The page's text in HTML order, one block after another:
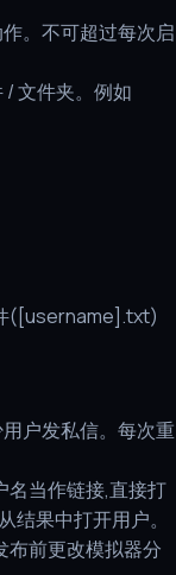
。不可超过每次启
文件夹。例如
([username].txt)
户发私信。每次重
当作链接,直接打
果中打开用户。
布前更改模拟器分